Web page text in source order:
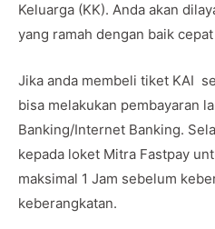
Keluarga (KK). Anda akan
yang ramah dengan baik
Jika anda membeli tiket KAI
bisa melakukan pembayaran
Banking/Internet Banking.
kepada loket Mitra Fastpay
maksimal 1 Jam sebelum
keberangkatan.